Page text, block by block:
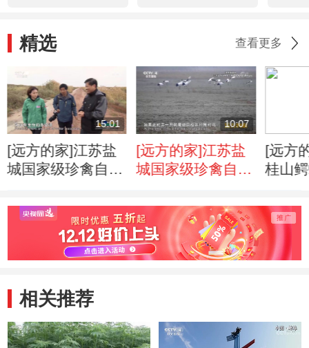
20190220
精选 查看更多
15:01
[远方的家]江苏盐
城国家级珍禽自然
候鸟天堂
10:07
[远方的家]江苏盐
城国家级珍禽自然
——湿地中的优雅
精灵
[远方
桂山
蜥繁
相关推荐